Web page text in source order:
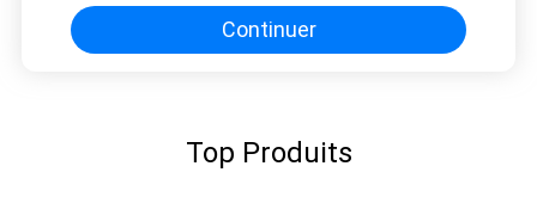
Continuer
Top Produits